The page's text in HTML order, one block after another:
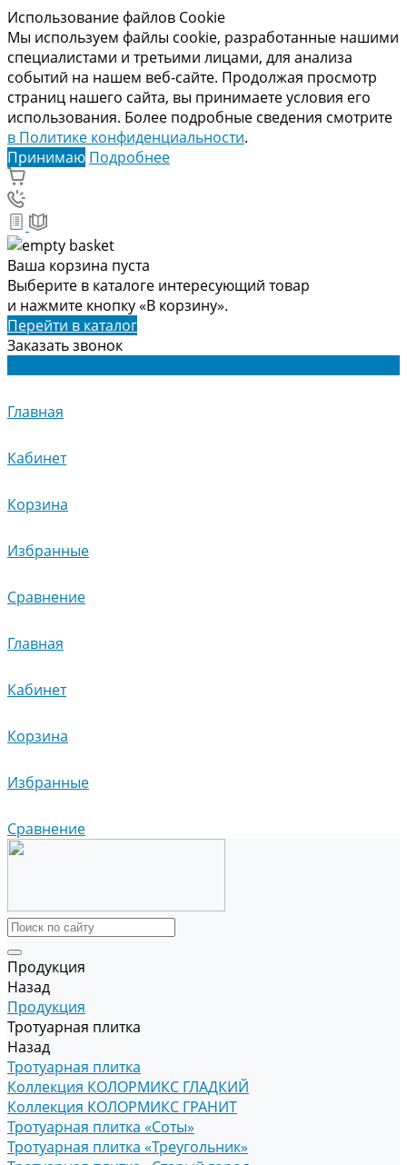
Использование файлов Cookie
Мы используем файлы cookie, разработанные нашими
специалистами и третьими лицами, для анализа
событий на нашем веб-сайте. Продолжая просмотр
страниц нашего сайта, вы принимаете условия его
использования. Более подробные сведения смотрите
в Политике конфиденциальности.
Принимаю Подробнее
Ваша корзина пуста
Выберите в каталоге интересующий товар
и нажмите кнопку «В корзину».
Перейти в каталог
Заказать звонок
Главная
Кабинет
Корзина
Избранные
Сравнение
Главная
Кабинет
Корзина
Избранные
Сравнение
Продукция
Назад
Продукция
Тротуарная плитка
Назад
Тротуарная плитка
Коллекция КОЛОРМИКС ГЛАДКИЙ
Коллекция КОЛОРМИКС ГРАНИТ
Тротуарная плитка «Соты»
Тротуарная плитка «Треугольник»